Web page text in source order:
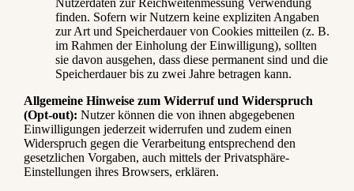
Nutzerdaten zur Reichweitenmessung Verwendung
finden. Sofern wir Nutzern keine expliziten Angaben
zur Art und Speicherdauer von Cookies mitteilen (z. B.
im Rahmen der Einholung der Einwilligung), sollten
sie davon ausgehen, dass diese permanent sind und die
Speicherdauer bis zu zwei Jahre betragen kann.
Allgemeine Hinweise zum Widerruf und Widerspruch
(Opt-out): Nutzer können die von ihnen abgegebenen
Einwilligungen jederzeit widerrufen und zudem einen
Widerspruch gegen die Verarbeitung entsprechend den
gesetzlichen Vorgaben, auch mittels der Privatsphäre-
Einstellungen ihres Browsers, erklären.